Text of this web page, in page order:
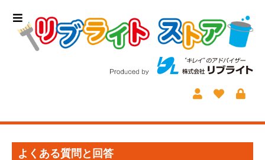
よくある質問と回答